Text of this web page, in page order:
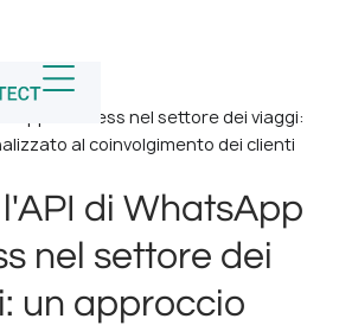
Business nel settore dei viaggi:
al coinvolgimento dei clienti
di WhatsApp
nel settore dei
un approccio